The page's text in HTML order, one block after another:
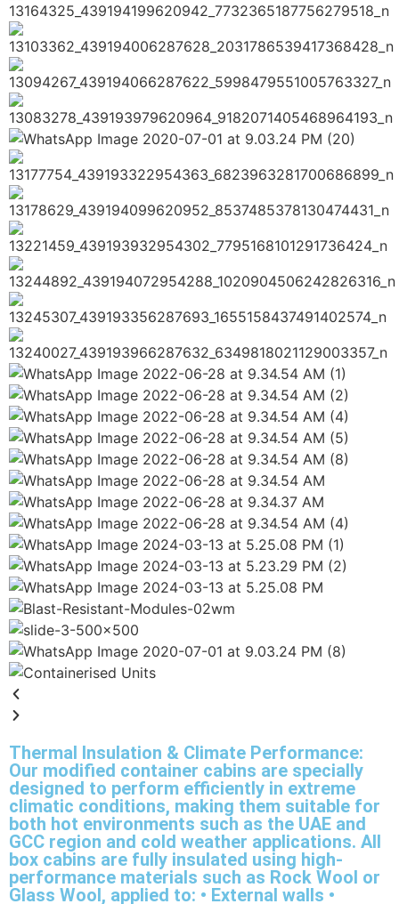
Thermal Insulation & Climate Performance:
Our modified container cabins are specially
designed to perform efficiently in extreme
climatic conditions, making them suitable for
both hot environments such as the UAE and
GCC region and cold weather applications. All
box cabins are fully insulated using high-
performance materials such as Rock Wool or
Glass Wool, applied to: • External walls •